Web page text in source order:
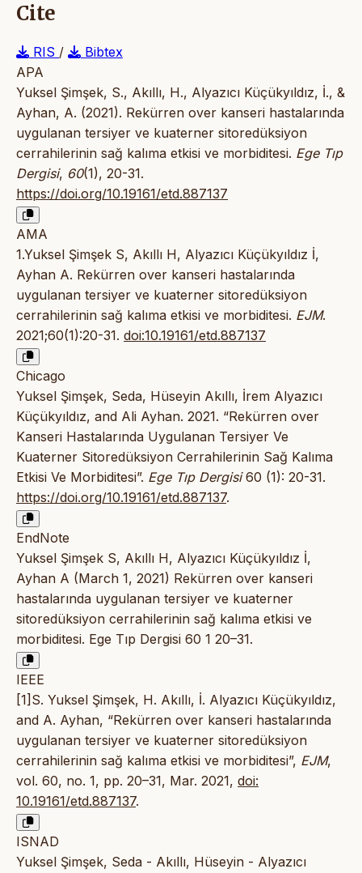
Cite
RIS /
Bibtex
APA
Yuksel Şimşek, S., Akıllı, H., Alyazıcı Küçükyıldız, İ., &
Ayhan, A. (2021). Rekürren over kanseri hastalarında
uygulanan tersiyer ve kuaterner sitoredüksiyon
cerrahilerinin sağ kalıma etkisi ve morbiditesi. Ege Tıp
Dergisi, 60(1), 20-31.
https://doi.org/10.19161/etd.887137
AMA
1.Yuksel Şimşek S, Akıllı H, Alyazıcı Küçükyıldız İ,
Ayhan A. Rekürren over kanseri hastalarında
uygulanan tersiyer ve kuaterner sitoredüksiyon
cerrahilerinin sağ kalıma etkisi ve morbiditesi. EJM.
2021;60(1):20-31. doi:10.19161/etd.887137
Chicago
Yuksel Şimşek, Seda, Hüseyin Akıllı, İrem Alyazıcı
Küçükyıldız, and Ali Ayhan. 2021. “Rekürren over
Kanseri Hastalarında Uygulanan Tersiyer Ve
Kuaterner Sitoredüksiyon Cerrahilerinin Sağ Kalıma
Etkisi Ve Morbiditesi”. Ege Tıp Dergisi60 (1): 20-31.
https://doi.org/10.19161/etd.887137.
EndNote
Yuksel Şimşek S, Akıllı H, Alyazıcı Küçükyıldız İ,
Ayhan A (March 1, 2021) Rekürren over kanseri
hastalarında uygulanan tersiyer ve kuaterner
sitoredüksiyon cerrahilerinin sağ kalıma etkisi ve
morbiditesi. Ege Tıp Dergisi 60 1 20–31.
IEEE
[1]S. Yuksel Şimşek, H. Akıllı, İ. Alyazıcı Küçükyıldız,
and A. Ayhan, “Rekürren over kanseri hastalarında
uygulanan tersiyer ve kuaterner sitoredüksiyon
cerrahilerinin sağ kalıma etkisi ve morbiditesi”, EJM,
vol. 60, no. 1, pp. 20–31, Mar. 2021, doi:
10.19161/etd.887137.
ISNAD
Yuksel Şimşek, Seda - Akıllı, Hüseyin - Alyazıcı